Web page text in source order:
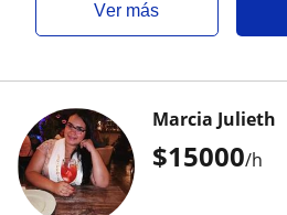
ver más
$15000/h
Marcia Julieth